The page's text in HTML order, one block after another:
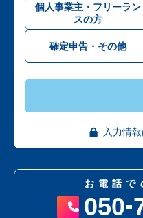
個人事業主・フリーラン
スの方
確定申告・その他
入力情
お電話で
050